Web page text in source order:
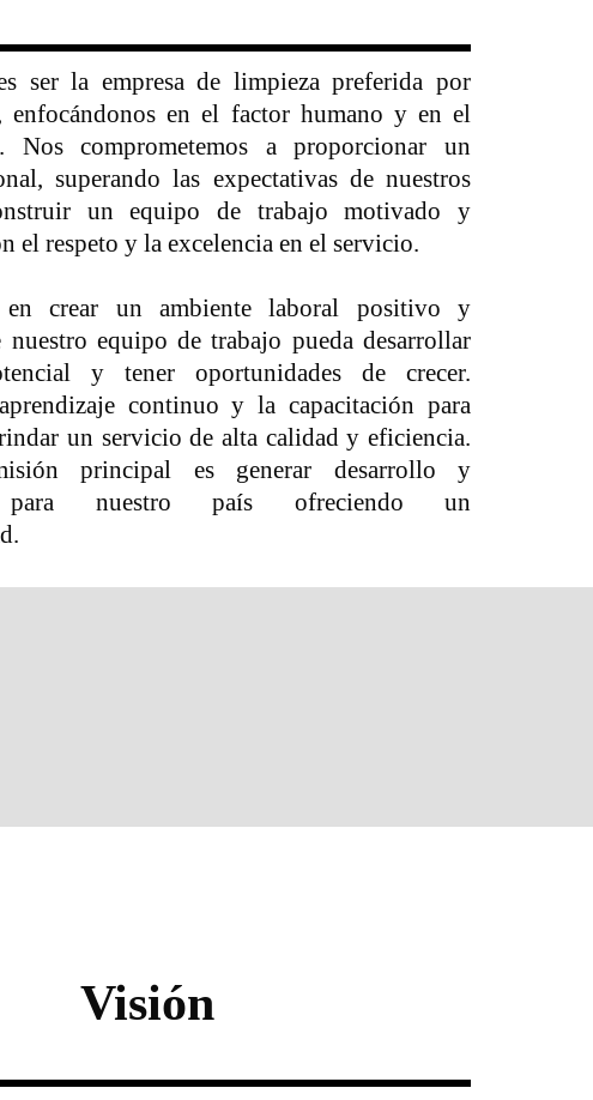
ser la empresa de limpieza preferida por
enfocándonos en el factor humano y en el
Nos comprometemos a proporcionar un
superando las expectativas de nuestros
un equipo de trabajo motivado y
el respeto y la excelencia en el servicio.
en crear un ambiente laboral positivo y
nuestro equipo de trabajo pueda desarrollar
y tener oportunidades de crecer.
continuo y la capacitación para
un servicio de alta calidad y eficiencia.
principal es generar desarrollo y
para nuestro país ofreciendo un
Visión